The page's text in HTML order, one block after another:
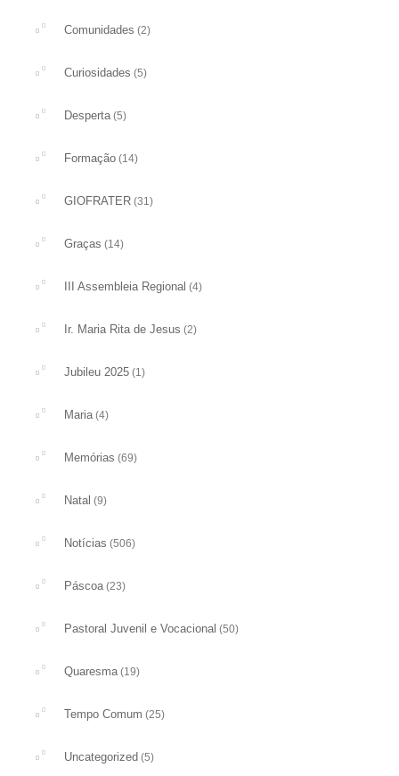
Comunidades (2)
Curiosidades (5)
Desperta(5)
Formação (14)
GIOFRATER (31)
Graças (14)
III Assembleia Regional (4)
Ir. Maria Rita de Jesus (2)
Jubileu 2025 (1)
Maria(4)
Memórias (69)
Natal (9)
Notícias (506)
Páscoa(23)
Pastoral Juvenil e Vocacional (50)
Quaresma(19)
Tempo Comum (25)
Uncategorized (5)